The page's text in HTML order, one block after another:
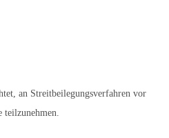
an Streitbeilegungsverfahren vor
teilzunehmen.